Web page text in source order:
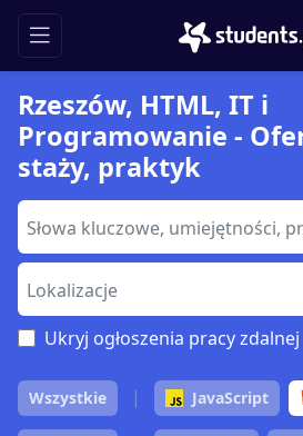
Rzeszów, HTML, IT i
Programowanie -
staży, praktyk
Ukryj ogłoszenia pracy zdalnej
Wszystkie JavaScript